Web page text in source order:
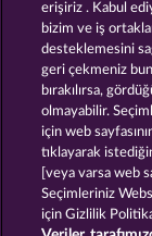
erişiriz . Kabul
bizim ve iş
desteklemesini
geri çekmeniz
bırakılırsa,
olmayabilir.
için web
tıklayarak
[veya varsa web
Seçimleriniz
için Gizlilik